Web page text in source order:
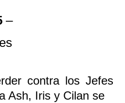
–
contra los Jefes
Ash, Iris y Cilan se